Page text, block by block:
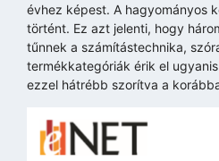
évhez képest. A hagyományos
történt. Ez azt jelenti, hogy
tűnnek a számítástechnika,
termékkategóriák érik el
ezzel hátrébb szorítva a